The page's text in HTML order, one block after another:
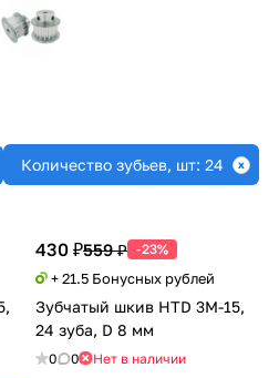
Количество зубьев, шт: 24
430 ₽559 ₽ -23%
+ 21.5 Бонусных рублей
Зубчатый шкив HTD 3M-15,
24 зуба, D 8 мм
0 0 Нет в наличии